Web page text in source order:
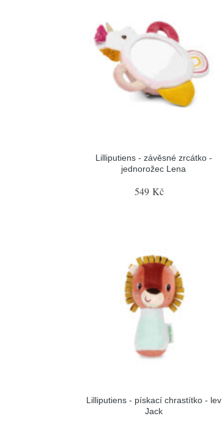
Lilliputiens - závěsné zrcátko -
jednorožec Lena
549 Kč
Lilliputiens - pískací chrastítko - lev
Jack